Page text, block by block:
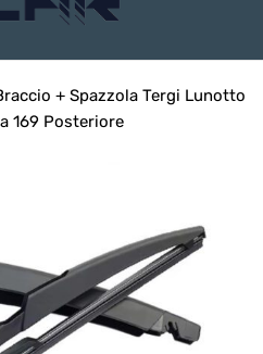
+ Spazzola Tergi Lunotto
169 Posteriore